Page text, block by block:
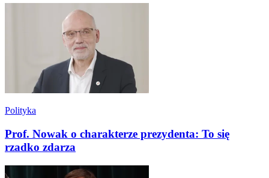
Polityka
Prof. Nowak o charakterze prezydenta: To się
rzadko zdarza